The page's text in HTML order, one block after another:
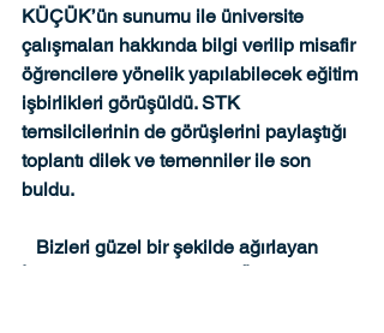
KÜÇÜK’ün sunumu ile üniversite
çalışmaları hakkında bilgi verilip misafir
öğrencilere yönelik yapılabilecek eğitim
işbirlikleri görüşüldü. STK
temsilcilerinin de görüşlerini paylaştığı
toplantı dilek ve temenniler ile son
buldu.